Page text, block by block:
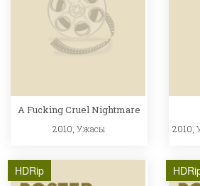
A Fucking Cruel Nightmare
2010,Ужасы 2010,
HDRip